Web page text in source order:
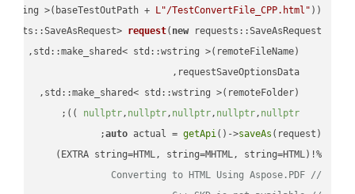
>(baseTestOutPath + L"/TestConvertFile_CPP.html" ));
request( new
nullptr, nullptr, nullptr, nullptr, nullptr
))
;
auto actual = getApi()->saveAs
%!(EXTRA string=HTML, string=MHTML, string=HTML)
// Converting to HTML Using Aspose.PDF